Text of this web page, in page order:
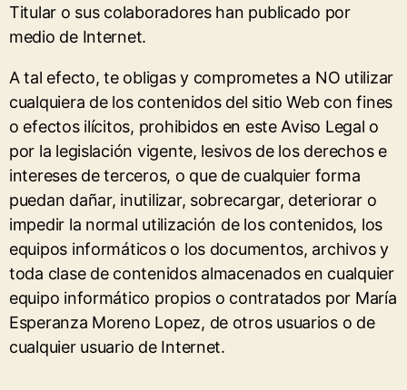
Titular o sus colaboradores han publicado por
medio de Internet.
A tal efecto, te obligas y comprometes a NO utilizar
cualquiera de los contenidos del sitio Web con fines
o efectos ilícitos, prohibidos en este Aviso Legal o
por la legislación vigente, lesivos de los derechos e
intereses de terceros, o que de cualquier forma
puedan dañar, inutilizar, sobrecargar, deteriorar o
impedir la normal utilización de los contenidos, los
equipos informáticos o los documentos, archivos y
toda clase de contenidos almacenados en cualquier
equipo informático propios o contratados por María
Esperanza Moreno Lopez, de otros usuarios o de
cualquier usuario de Internet.